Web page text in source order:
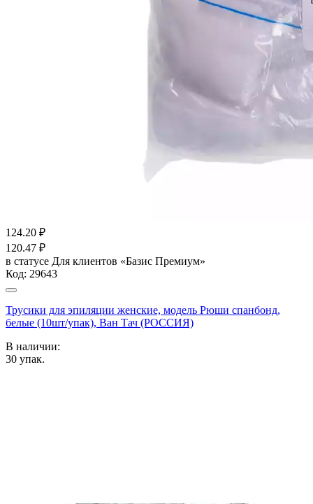
124.20 ₽
120.47 ₽
в статусе Для клиентов «Базис Премиум»
Код: 29643
Трусики для эпиляции женские, модель Рюши спанбонд,
белые (10шт/упак), Ван Тач (РОССИЯ)
В наличии:
30 упак.